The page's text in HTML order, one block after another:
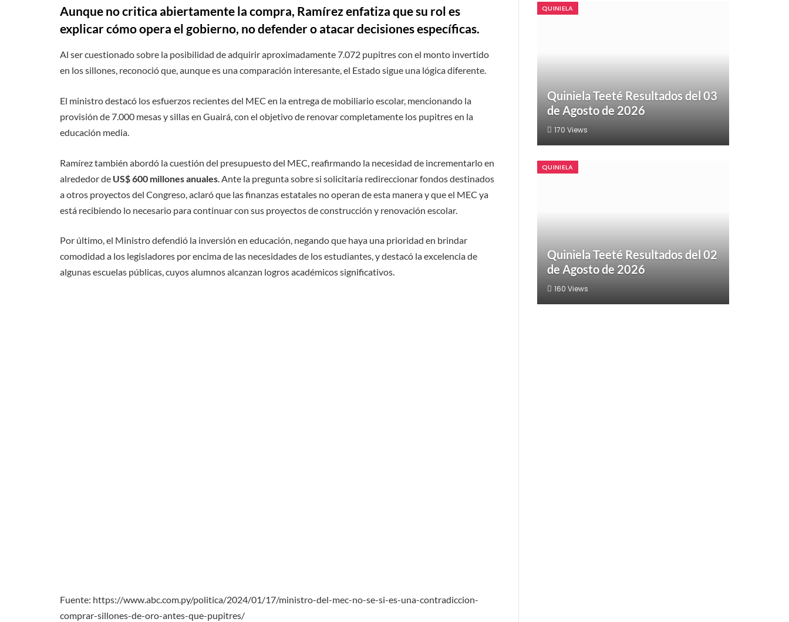
Aunque no critica abiertamente la compra, Ramírez enfatiza que su rol es
explicar cómo opera el gobierno, no defender o atacar decisiones específicas.
Al ser cuestionado sobre la posibilidad de adquirir aproximadamente 7.072 pupitres con el monto invertido
en los sillones, reconoció que, aunque es una comparación interesante, el Estado sigue una lógica diferente.
El ministro destacó los esfuerzos recientes del MEC en la entrega de mobiliario escolar, mencionando la
provisión de 7.000 mesas y sillas en Guairá, con el objetivo de renovar completamente los pupitres en la
educación media.
Ramírez también abordó la cuestión del presupuesto del MEC, reafirmando la necesidad de incrementarlo en
alrededor de US$ 600 millones anuales . Ante la pregunta sobre si solicitaría redireccionar fondos destinados
a otros proyectos del Congreso, aclaró que las finanzas estatales no operan de esta manera y que el MEC ya
está recibiendo lo necesario para continuar con sus proyectos de construcción y renovación escolar.
Por último, el Ministro defendió la inversión en educación, negando que haya una prioridad en brindar
comodidad a los legisladores por encima de las necesidades de los estudiantes, y destacó la excelencia de
algunas escuelas públicas, cuyos alumnos alcanzan logros académicos significativos.
Fuente: https://www.abc.com.py/politica/2024/01/17/ministro-del-mec-no-se-si-es-una-contradiccion-
comprar-sillones-de-oro-antes-que-pupitres/
QUINIELA
Quiniela Teeté Resultados del 03
de Agosto de 2026
170 Views
QUINIELA
Quiniela Teeté Resultados del 02
de Agosto de 2026
160 Views